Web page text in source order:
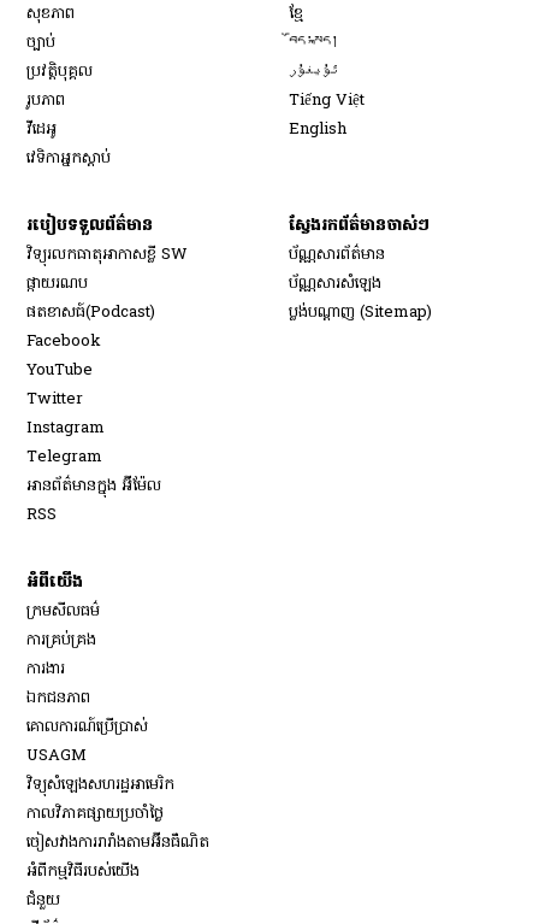
សុខភាព
ច្បាប់
ប្រវត្តិបុគ្គល
រូបភាព
វីដេអូ
វេទិកា​អ្នក​ស្ដាប់
ខ្មែ
བོད་སྐད།
ئۇيغۇر
Tiếng Việt
English
របៀប​ទទួល​ព័ត៌មាន​
វិទ្យុ​រលក​ធាតុអាកាស​ខ្លី SW
​ផ្កាយ​រណប
​ផតខាសធ៍(Podcast)
Facebook
YouTube
Twitter
Instagram
Telegram
អានព័ត៌មានក្នុង អ៊ីម៉ែល
RSS
ស្វែងរកព័ត៌មានចាស់ៗ
ប័ណ្ណសារ​ព័ត៌មាន​
ប័ណ្ណសារ​សំឡេង
ប្លង់បណ្តាញ (Sitemap)
អំពីយើង
ក្រមសីលធម៌
ការគ្រប់គ្រង
ការងារ
ឯកជនភាព
គោលការណ៍ប្រើប្រាស់
USAGM
វិទ្យុសំឡេងសហរដ្ឋអាមេរិក
កាលវិភាគផ្សាយប្រចាំថ្ងៃ
ចៀសវាង​ការរារាំង​តាម​អ៊ីនធឺណិត
អំពីកម្មវិធីរបស់យើង
ជំនួយ